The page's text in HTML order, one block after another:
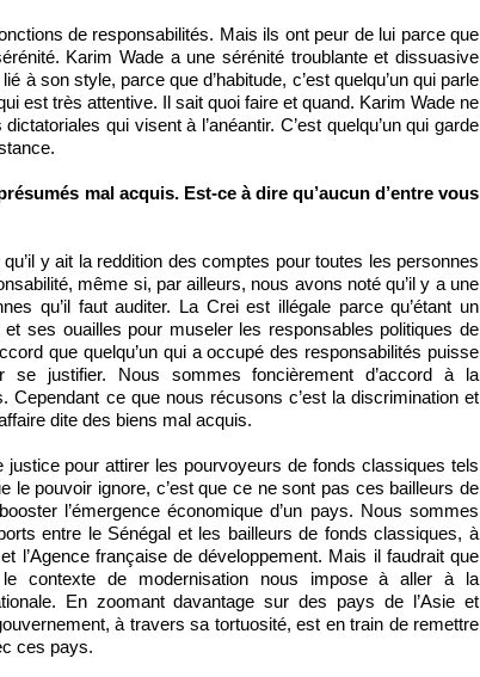
de responsabilités. Mais ils ont peur de lui parce que
Karim Wade a une sérénité troublante et dissuasive
à son style, parce que d’habitude, c’est quelqu’un qui parle
est très attentive. Il sait quoi faire et quand. Karim Wade ne
qui visent à l’anéantir. C’est quelqu’un qui garde
mal acquis. Est-ce à dire qu’aucun d’entre vous
y ait la reddition des comptes pour toutes les personnes
même si, par ailleurs, nous avons noté qu’il y a une
qu’il faut auditer. La Crei est illégale parce qu’étant un
ses ouailles pour museler les responsables politiques de
que quelqu’un qui a occupé des responsabilités puisse
se justifier. Nous sommes foncièrement d’accord à la
Cependant ce que nous récusons c’est la discrimination et
dite des biens mal acquis.
justice pour attirer les pourvoyeurs de fonds classiques tels
le pouvoir ignore, c’est que ce ne sont pas ces bailleurs de
l’émergence économique d’un pays. Nous sommes
entre le Sénégal et les bailleurs de fonds classiques, à
l’Agence française de développement. Mais il faudrait que
contexte de modernisation nous impose à aller à la
En zoomant davantage sur des pays de l’Asie et
à travers sa tortuosité, est en train de remettre
ces pays.